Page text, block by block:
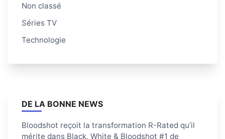
Non classé
Séries TV
Technologie
DE LA BONNE NEWS
Bloodshot reçoit la transformation R-Rated qu’il
mérite dans Black, White & Bloodshot #1 de